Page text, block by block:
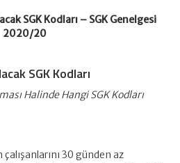
SGK Kodları – SGK Genelgesi
2020/20
SGK Kodları
Halinde Hangi SGK Kodları
30 günden az